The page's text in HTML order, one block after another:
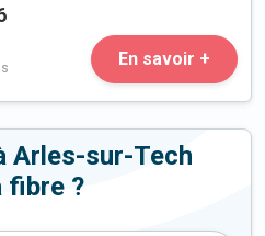
En savoir +
Arles-sur-Tech
fibre ?